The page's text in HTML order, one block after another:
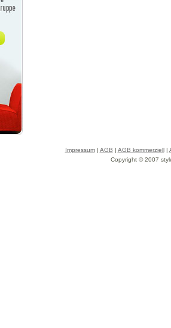
Impressum| AGB | AGB kommerziell|
Copyright © 2007